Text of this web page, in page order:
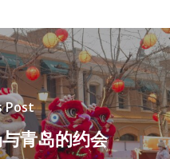
Post
青岛的约会